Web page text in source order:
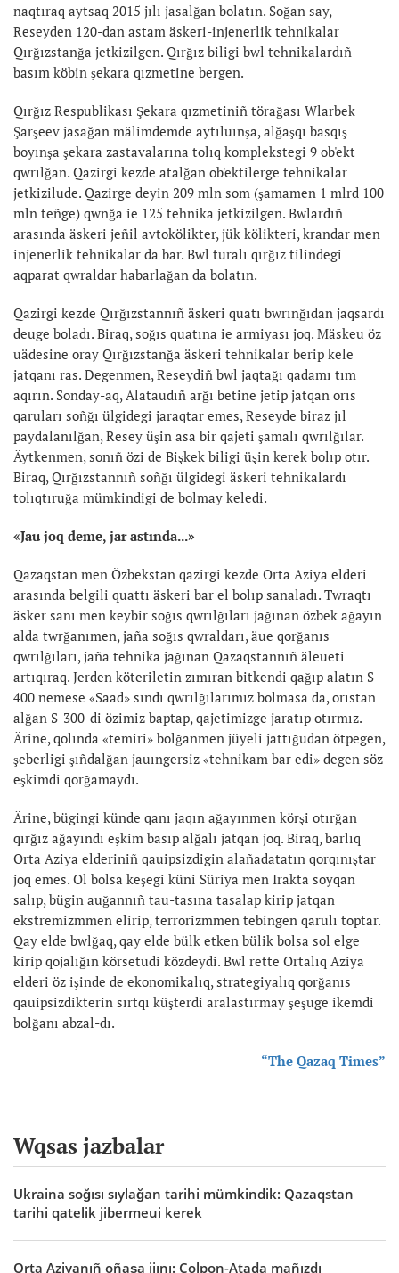
naqtıraq aytsaq 2015 jılı jasalğan bolatın. Soğan say,
Reseyden 120-dan astam äskeri-injenerlik tehnikalar
Qırğızstanğa jetkizilgen. Qırğız biligi bwl tehnikalardıñ
basım köbin şekara qızmetine bergen.
Qırğız Respublikası Şekara qızmetiniñ törağası Wlarbek
Şarşeev jasağan mälimdemde aytıluınşa, alğaşqı basqış
boyınşa şekara zastavalarına tolıq komplekstegi 9 ob'ekt
qwrılğan. Qazirgi kezde atalğan ob'ektilerge tehnikalar
jetkizilude. Qazirge deyin 209 mln som (şamamen 1 mlrd 100
mln teñge) qwnğa ie 125 tehnika jetkizilgen. Bwlardıñ
arasında äskeri jeñil avtokölikter, jük kölikteri, krandar men
injenerlik tehnikalar da bar. Bwl turalı qırğız tilindegi
aqparat qwraldar habarlağan da bolatın.
Qazirgi kezde Qırğızstannıñ äskeri quatı bwrınğıdan jaqsardı
deuge boladı. Biraq, soğıs quatına ie armiyası joq. Mäskeu öz
uädesine oray Qırğızstanğa äskeri tehnikalar berip kele
jatqanı ras. Degenmen, Reseydiñ bwl jaqtağı qadamı tım
aqırın. Sonday-aq, Alataudıñ arğı betine jetip jatqan orıs
qaruları soñğı ülgidegi jaraqtar emes, Reseyde biraz jıl
paydalanılğan, Resey üşin asa bir qajeti şamalı qwrılğılar.
Äytkenmen, sonıñ özi de Bişkek biligi üşin kerek bolıp otır.
Biraq, Qırğızstannıñ soñğı ülgidegi äskeri tehnikalardı
tolıqtıruğa mümkindigi de bolmay keledi.
«Jau joq deme, jar astında...»
Qazaqstan men Özbekstan qazirgi kezde Orta Aziya elderi
arasında belgili quattı äskeri bar el bolıp sanaladı. Twraqtı
äsker sanı men keybir soğıs qwrılğıları jağınan özbek ağayın
alda twrğanımen, jaña soğıs qwraldarı, äue qorğanıs
qwrılğıları, jaña tehnika jağınan Qazaqstannıñ äleueti
artıqıraq. Jerden köteriletin zımıran bitkendi qağıp alatın S-
400 nemese «Saad» sındı qwrılğılarımız bolmasa da, orıstan
alğan S-300-di özimiz baptap, qajetimizge jaratıp otırmız.
Ärine, qolında «temiri» bolğanmen jüyeli jattığudan ötpegen,
şeberligi şıñdalğan jauıngersiz «tehnikam bar edi» degen söz
eşkimdi qorğamaydı.
Ärine, bügingi künde qanı jaqın ağayınmen körşi otırğan
qırğız ağayındı eşkim basıp alğalı jatqan joq. Biraq, barlıq
Orta Aziya elderiniñ qauipsizdigin alañadatatın qorqınıştar
joq emes. Ol bolsa keşegi küni Süriya men Irakta soyqan
salıp, bügin auğannıñ tau-tasına tasalap kirip jatqan
ekstremizmmen elirip, terrorizmmen tebingen qarulı toptar.
Qay elde bwlğaq, qay elde bülk etken bülik bolsa sol elge
kirip qojalığın körsetudi közdeydi. Bwl rette Ortalıq Aziya
elderi öz işinde de ekonomikalıq, strategiyalıq qorğanıs
qauipsizdikterin sırtqı küşterdi aralastırmay şeşuge ikemdi
bolğanı abzal-dı.
“The Qazaq Times”
Wqsas jazbalar
Ukraina soğısı sıylağan tarihi mümkindik: Qazaqstan
tarihi qatelik jibermeui kerek
Orta Aziyanıñ oñaşa jiını: Çolpon-Atada mañızdı